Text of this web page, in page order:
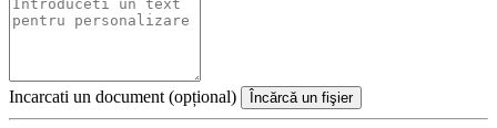
Incarcati un document (opțional) Încărcă un fişier